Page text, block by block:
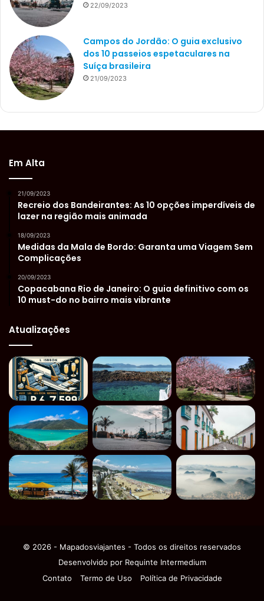
22/09/2023
Campos do Jordão: O guia exclusivo
dos 10 passeios espetaculares na
Suíça brasileira
21/09/2023
Em Alta
21/09/2023
Recreio dos Bandeirantes: As 10 opções imperdíveis de
lazer na região mais animada
18/09/2023
Medidas da Mala de Bordo: Garanta uma Viagem Sem
Complicações
20/09/2023
Copacabana Rio de Janeiro: O guia definitivo com os
10 must-do no bairro mais vibrante
Atualizações
© 2026 - Mapadosviajantes - Todos os direitos reservados
Desenvolvido por Requinte Intermedium
Contato
Termo de Uso Política de Privacidade